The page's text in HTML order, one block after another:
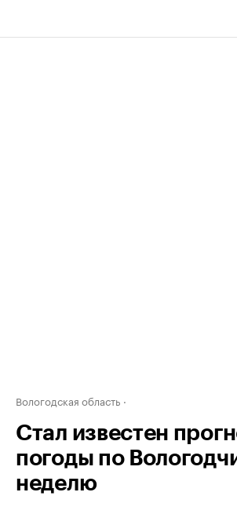
Вологодская область
Стал известен
погоды по
неделю